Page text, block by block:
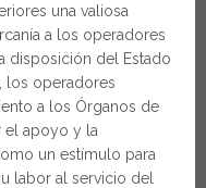
una valiosa
a los operadores
disposición del Estado
los operadores
a los Órganos de
el apoyo y la
un estímulo para
labor al servicio del